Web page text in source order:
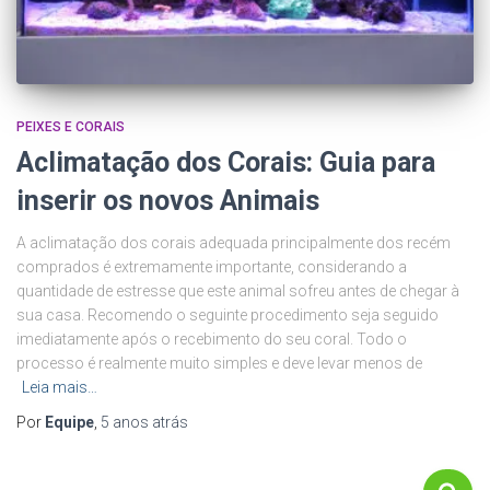
PEIXES E CORAIS
Aclimatação dos Corais: Guia para
inserir os novos Animais
A aclimatação dos corais adequada principalmente dos recém
comprados é extremamente importante, considerando a
quantidade de estresse que este animal sofreu antes de chegar à
sua casa. Recomendo o seguinte procedimento seja seguido
imediatamente após o recebimento do seu coral. Todo o
processo é realmente muito simples e deve levar menos de
Leia mais…
Por Equipe 5 anos atrás